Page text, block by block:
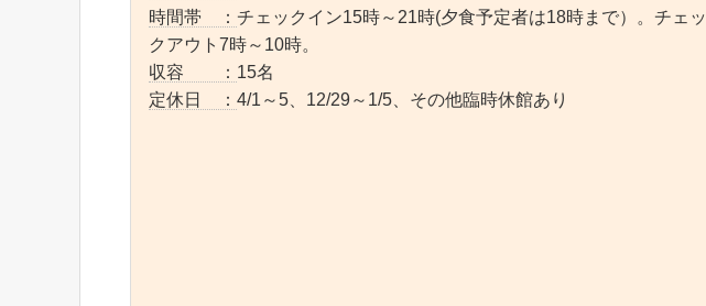
時間帯 ： チェックイン15時～21時(夕食予定者は18時まで）。チェッ
クアウト7時～10時。
収容 ： 15名
定休日 ： 4/1～5、12/29～1/5、その他臨時休館あり